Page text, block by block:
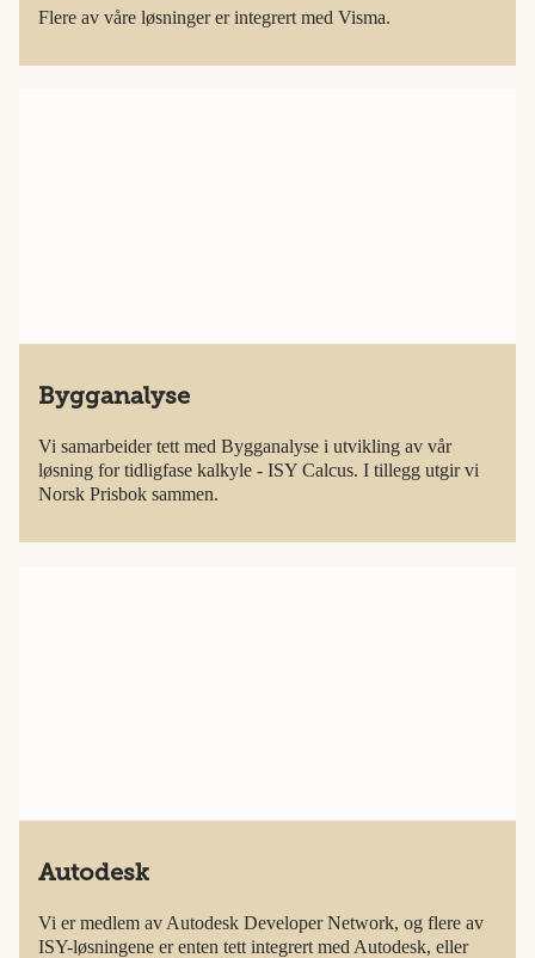
Flere av våre løsninger er integrert med Visma.
Bygganalyse
Vi samarbeider tett med Bygganalyse i utvikling av vår
løsning for tidligfase kalkyle - ISY Calcus. I tillegg utgir vi
Norsk Prisbok sammen.
Autodesk
Vi er medlem av Autodesk Developer Network, og flere av
ISY-løsningene er enten tett integrert med Autodesk, eller